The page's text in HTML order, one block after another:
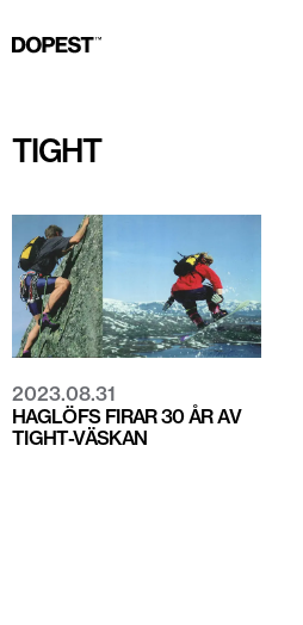
TIGHT
2023.08.31
HAGLÖFS FIRAR 30 ÅR AV
TIGHT-VÄSKAN